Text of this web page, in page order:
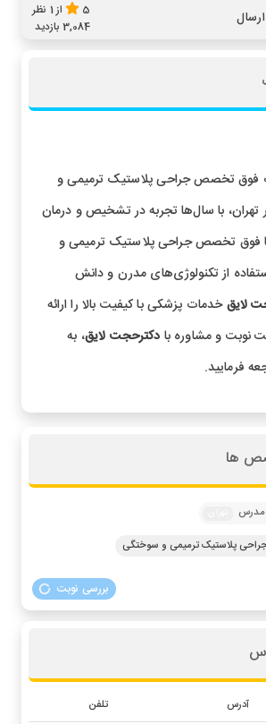
ارسال 5 از1 نظر
3,084 بازدید
فوق تخصص جراحی پلاستیک ترمیمی و
با سال‌ها تجربه در تشخیص و درمان
فوق تخصص جراحی پلاستیک ترمیمی و
از تکنولوژی‌های مدرن و دانش
لایقخدمات پزشکی با کیفیت بالا را ارائه
نوبت و مشاوره با دکترحجت لایق، به
فرمایید.
ها
مدرس
ترمیمی و سوختگی
بررسی نوبت
آدرس
تلفن